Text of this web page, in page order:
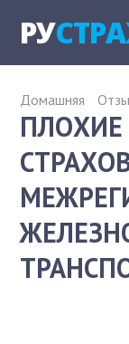
РУ
Домашняя